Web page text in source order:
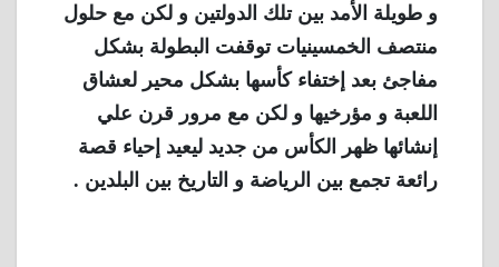
و طويلة الأمد بين تلك الدولتين و لكن مع حلول
منتصف الخمسينيات توقفت البطولة بشكل
مفاجئ بعد إختفاء كأسها بشكل محير لعشاق
اللعبة و مؤرخيها و لكن مع مرور قرن علي
إنشائها ظهر الكأس من جديد ليعيد إحياء قصة
رائعة تجمع بين الرياضة و التاريخ بين البلدين .